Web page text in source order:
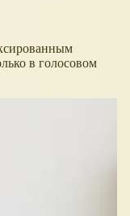
в голосовом